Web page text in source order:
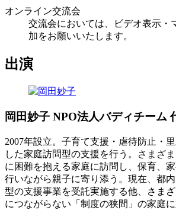
オンライン交流会
交流会においては、ビデオ表示・
加をお願いいたします。
出演
岡田妙子 NPO法人バディチーム
2007年設立。子育て支援・虐待防止・
した家庭訪問型の支援を行う。さまざ
に困難を抱える家庭に訪問し、保育、
行いながら親子に寄り添う。現在、都
型の支援事業を受託実施する他、さま
につながらない「制度の狭間」の家庭